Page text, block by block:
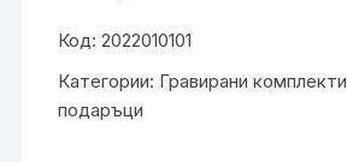
Код:2022010101
Категории: Гравирани комплекти
подаръци